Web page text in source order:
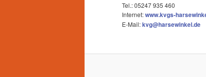
Tel.: 05247 935 460
Internet:www.kvgs-
E-Mail:kvg@harsewinkel.de